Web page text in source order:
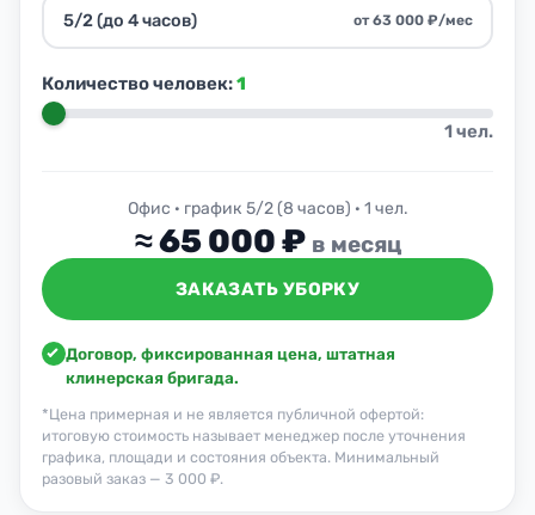
5/2 (до 4 часов) от 63 000 ₽/мес
Количество человек:1
1 чел.
Офис · график 5/2 (8 часов) · 1 чел.
≈65 000₽ в месяц
ЗАКАЗАТЬ УБОРКУ
Договор, фиксированная цена, штатная
клинерская бригада.
*Цена примерная и не является публичной офертой:
итоговую стоимость называет менеджер после уточнения
графика, площади и состояния объекта. Минимальный
разовый заказ — 3 000 ₽.